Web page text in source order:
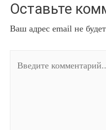
Оставьте
Ваш адрес email не